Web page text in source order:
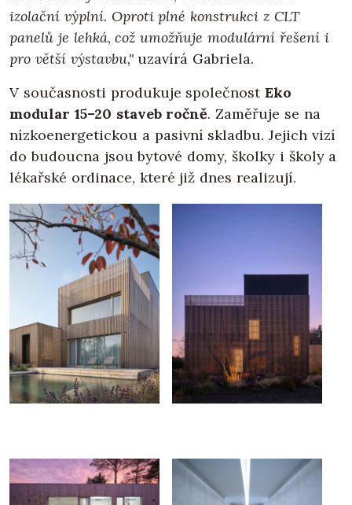
izolační výplní. Oproti plné konstrukci z CLT
panelů je lehká, což umožňuje modulární řešení i
pro větší výstavbu,"uzavírá Gabriela.
V současnosti produkuje společnostEko
modular 15–20 staveb ročně. Zaměřuje se na
nízkoenergetickou a pasivní skladbu. Jejich vizí
do budoucna jsou bytové domy, školky i školy a
lékařské ordinace, které již dnes realizují.